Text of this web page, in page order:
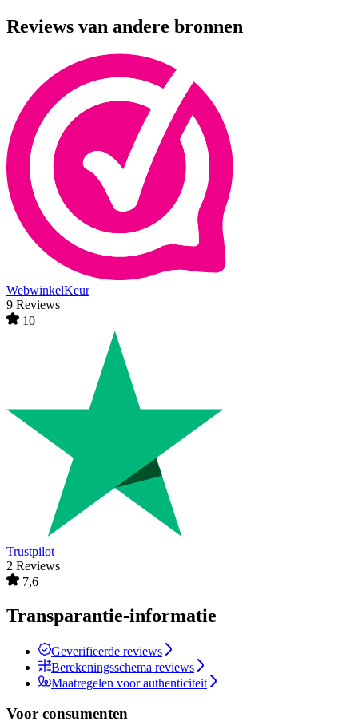
Reviews van andere bronnen
WebwinkelKeur
9 Reviews
10
Trustpilot
2 Reviews
7,6
Transparantie-informatie
Geverifieerde reviews
Berekeningsschema reviews
Maatregelen voor authenticiteit
Voor consumenten